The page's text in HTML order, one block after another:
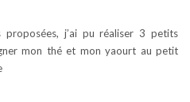
proposées, j’ai pu réaliser 3 petits
mon thé et mon yaourt au petit